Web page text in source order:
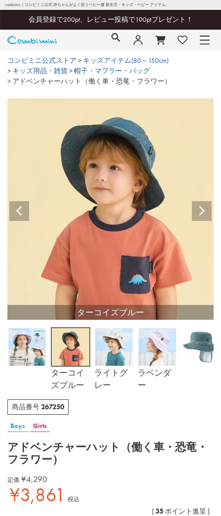
combimini｜コンビミニ公式 赤ちゃんがよく笑うベビー服 新生児・キッズ・ベビー アイテム
会員登録で200pt、レビュー投稿で100ptプレゼント！
コンビミニ公式ストア
キッズアイテム(80～150cm)
キッズ用品・雑貨
帽子・マフラー・バッグ
アドベンチャーハット（働く車・恐竜・フラワー）
ターコイズブルー
ターコイ
ズブルー
ライトグ
レー
ラベンダ
ー
商品番号267250
Boys Girls
アドベンチャーハット（働く車・恐竜・
フラワー）
定価 ¥4,290
¥3,861 税込
[35ポイント進呈 ]